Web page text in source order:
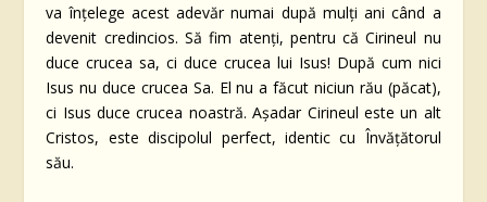
va înțelege acest adevăr numai după mulți ani când a
devenit credincios. Să fim atenți, pentru că Cirineul nu
duce crucea sa, ci duce crucea lui Isus! După cum nici
Isus nu duce crucea Sa. El nu a făcut niciun rău (păcat),
ci Isus duce crucea noastră. Așadar Cirineul este un alt
Cristos, este discipolul perfect, identic cu Învățătorul
său.